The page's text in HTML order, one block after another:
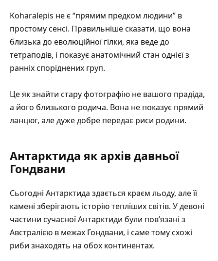
Koharalepis не є “прямим предком людини” в
простому сенсі. Правильніше сказати, що вона
близька до еволюційної гілки, яка веде до
тетраподів, і показує анатомічний стан однієї з
ранніх споріднених груп.
Це як знайти стару фотографію не вашого прадіда,
а його близького родича. Вона не показує прямий
ланцюг, але дуже добре передає риси родини.
Антарктида як архів давньої
Гондвани
Сьогодні Антарктида здається краєм льоду, але її
камені зберігають історію тепліших світів. У девоні
частини сучасної Антарктиди були пов’язані з
Австралією в межах Гондвани, і саме тому схожі
риби знаходять на обох континентах.